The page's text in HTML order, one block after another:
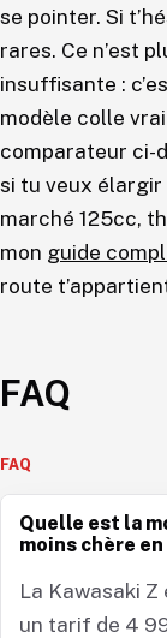
se pointer. Si
rares. Ce n’est
insuffisante :
modèle colle
comparateur ci-
si tu veux élargir
marché 125cc,
mon guide
route
FAQ
Quelle est la
moins chère
La Kawasaki
un tarif de 4